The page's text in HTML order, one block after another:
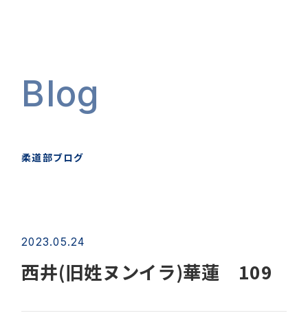
Blog
柔道部ブログ
2023.05.24
西井(旧姓ヌンイラ)華蓮 109